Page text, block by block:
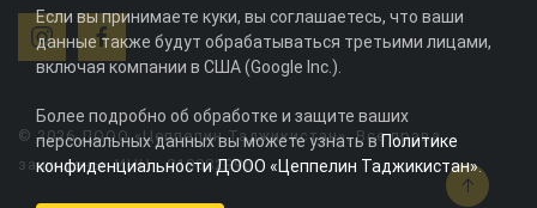
© 2026 ДООО «Цеппелин Таджикистан». Все права
защищены. ИНН - 010082996
Если вы принимаете куки, вы соглашаетесь, что ваши
данные также будут обрабатываться третьими лицами,
включая компании в США (Google Inc.).
Более подробно об обработке и защите ваших
персональных данных вы можете узнать вПолитике
конфиденциальности ДООО «Цеппелин Таджикистан».